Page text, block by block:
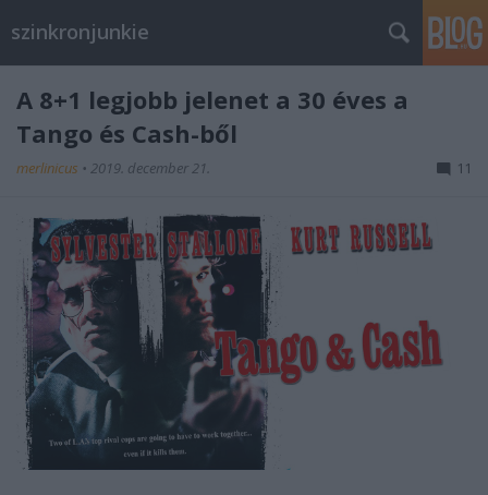
szinkronjunkie
A 8+1 legjobb jelenet a 30 éves a
Tango és Cash-ből
merlinicus • 2019. december 21. 11